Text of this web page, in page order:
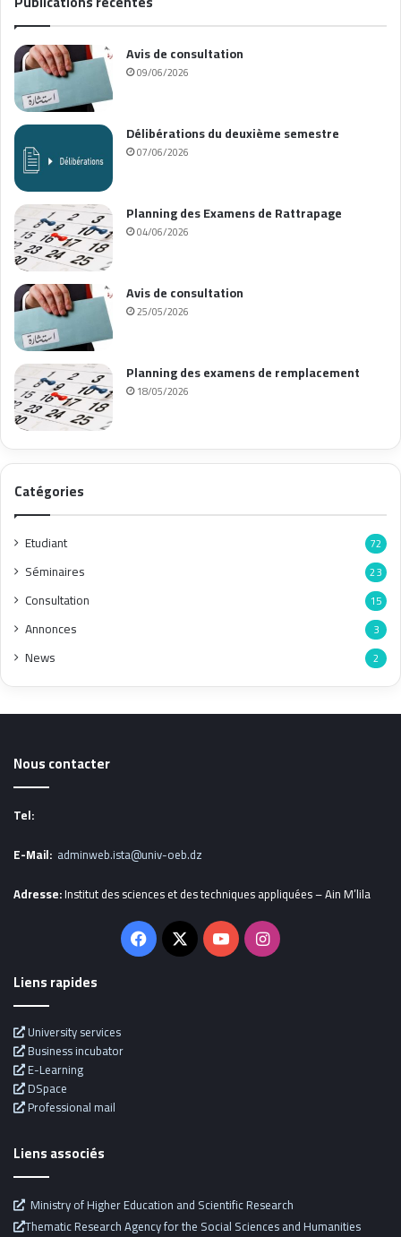
Avis de consultation
09/06/2026
Délibérations du deuxième semestre
07/06/2026
Planning des Examens de Rattrapage
04/06/2026
Avis de consultation
25/05/2026
Planning des examens de remplacement
18/05/2026
Catégories
Etudiant 72
Séminaires 23
Consultation 15
Annonces 3
News 2
Nous contacter
Tel:
E-Mail: adminweb.ista@univ-oeb.dz
Adresse:Institut des sciences et des techniques appliquées – Ain M’lila
Facebook
X YouTubeInstagram
Liens rapides
University services
Business incubator
E-Learning
DSpace
Professional mail
Liens associés
Ministry of Higher Education and Scientific Research
Thematic Research Agency for the Social Sciences and Humanities